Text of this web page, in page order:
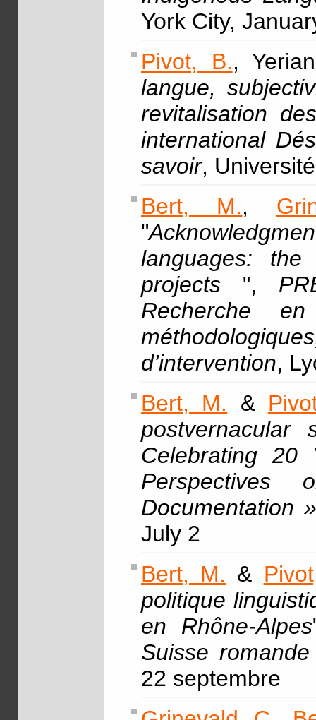
York City,
Pivot, B.,
langue,
revitalisation
international
savoir,
Bert, M.,
"
languages:
projects ",
Recherche
d’intervention,
Bert, M. &
postvernacular
Celebrating
Perspectives
Documentation
July 2
Bert, M. &
politique
en Rhône-Alpes
Suisse romande
22 septembre